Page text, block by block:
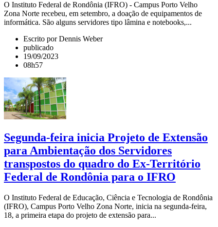
O Instituto Federal de Rondônia (IFRO) - Campus Porto Velho
Zona Norte recebeu, em setembro, a doação de equipamentos de
informática. São alguns servidores tipo lâmina e notebooks,...
Escrito por Dennis Weber
publicado
19/09/2023
08h57
Segunda-feira inicia Projeto de Extensão
para Ambientação dos Servidores
transpostos do quadro do Ex-Território
Federal de Rondônia para o IFRO
O Instituto Federal de Educação, Ciência e Tecnologia de Rondônia
(IFRO), Campus Porto Velho Zona Norte, inicia na segunda-feira,
18, a primeira etapa do projeto de extensão para...